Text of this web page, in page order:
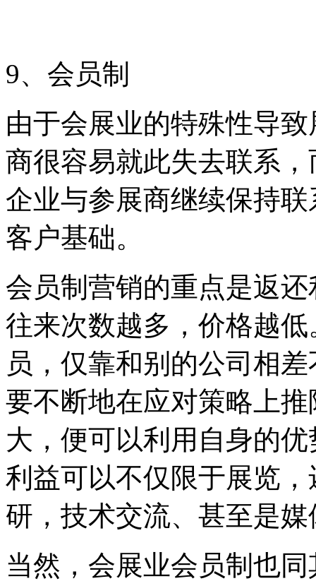
9、会员制
由于会展业的特殊性导
商很容易就此失去联系
企业与参展商继续保持
客户基础。
会员制营销的重点是返
往来次数越多，价格越
员，仅靠和别的公司相
要不断地在应对策略上
大，便可以利用自身的
利益可以不仅限于展览
研，技术交流、甚至是
当然，会展业会员制也